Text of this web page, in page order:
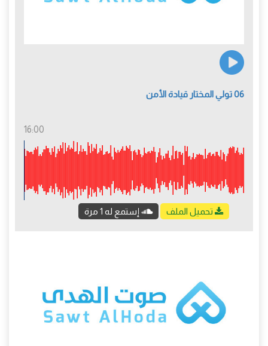
06 تولي المختار قيادة الأمن
16:00
تحميل الملف إستمع له 1 مرة